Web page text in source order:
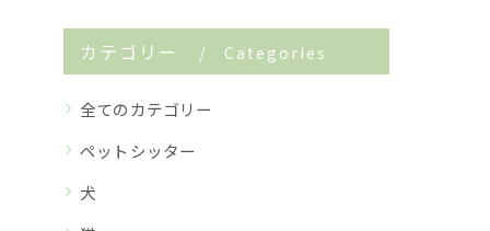
カテゴリー Categories
全てのカテゴリー
ペットシッター
犬